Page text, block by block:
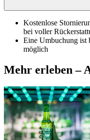
Kostenlose
bei voller
Eine Umbuchung ist
möglich
Mehr erleben –